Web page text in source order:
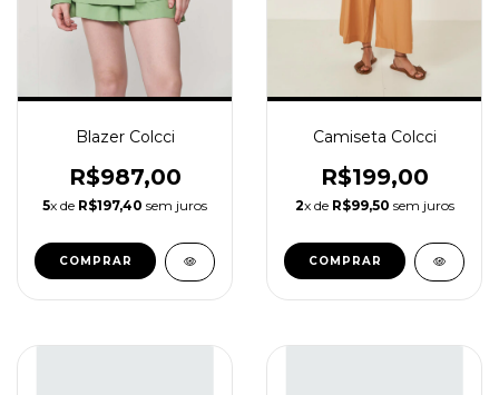
Blazer Colcci
R$987,00
5x de R$197,40 sem juros
COMPRAR
Camiseta Colcci
R$199,00
2x de R$99,50 sem juros
COMPRAR